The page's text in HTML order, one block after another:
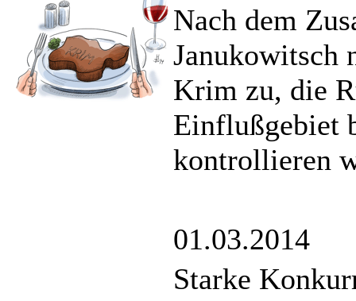
Nach dem
Janukowitsch
Krim zu, die
Einflußgebiet
kontrollieren
01.03.2014
Starke